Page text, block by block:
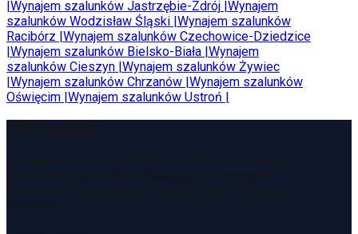
Wynajem szalunków Jastrzębie-Zdrój Wynajem
szalunków Wodzisław Śląski Wynajem szalunków
Racibórz Wynajem szalunków Czechowice-Dziedzice
Wynajem szalunków Bielsko-Biała Wynajem
szalunków Cieszyn Wynajem szalunków Żywiec
Wynajem szalunków Chrzanów Wynajem szalunków
Oświęcim Wynajem szalunków Ustroń